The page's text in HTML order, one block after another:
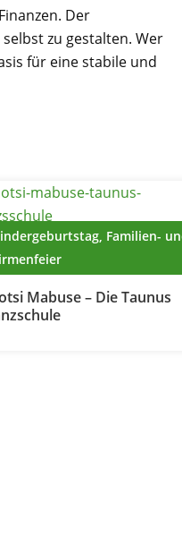
Der
zu gestalten. Wer
für eine stabile und
Familien-
Mabuse – Die Taunus